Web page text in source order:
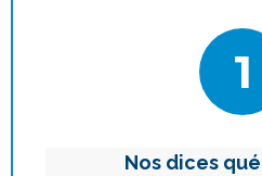
1
Nos dices